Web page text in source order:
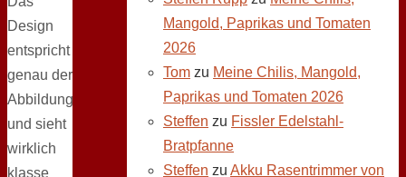
Design
entspricht
genau der
Abbildung
und sieht
wirklich
klasse
Mangold, Paprikas und Tomaten
2026
Tom zu Meine Chilis, Mangold,
Paprikas und Tomaten 2026
Steffen zu Fissler Edelstahl-
Bratpfanne
Steffen zu Akku Rasentrimmer von